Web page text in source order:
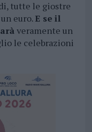
tutte le giostre
euro.E se il
veramente un
le celebrazioni